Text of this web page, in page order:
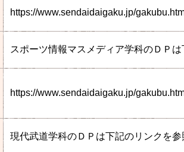
https://www.sendaidaigaku.jp/
スポーツ情報マスメディア学科のＤＰ
https://www.sendaidaigaku.jp/
現代武道学科のＤＰは下記のリンクを